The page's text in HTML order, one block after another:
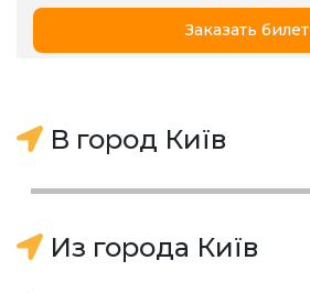
Заказать билет
В город Київ
Из города Київ